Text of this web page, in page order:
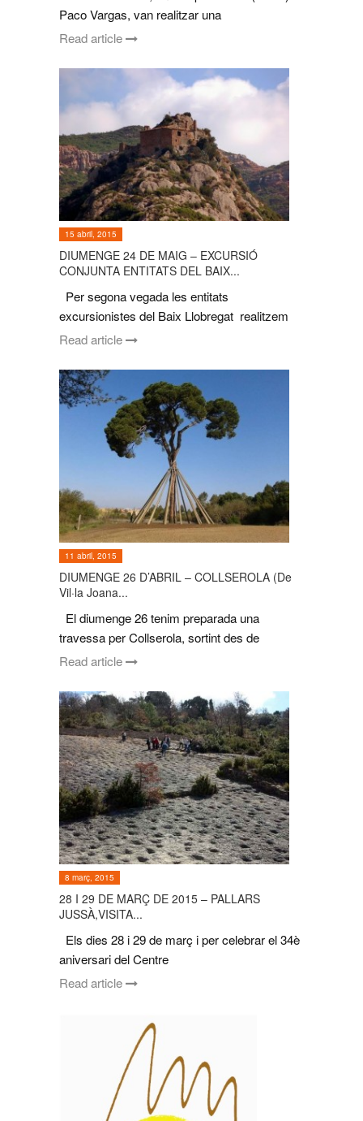
Paco Vargas, van realitzar una
Read article
15 abril, 2015
DIUMENGE 24 DE MAIG – EXCURSIÓ
CONJUNTA ENTITATS DEL BAIX...
Per segona vegada les entitats
excursionistes del Baix Llobregat realitzem
Read article
11 abril, 2015
DIUMENGE 26 D’ABRIL – COLLSEROLA (De
Vil·la Joana...
El diumenge 26 tenim preparada una
travessa per Collserola, sortint des de
Read article
8 març, 2015
28 I 29 DE MARÇ DE 2015 – PALLARS
JUSSÀ,VISITA...
Els dies 28 i 29 de març i per celebrar el 34è
aniversari del Centre
Read article